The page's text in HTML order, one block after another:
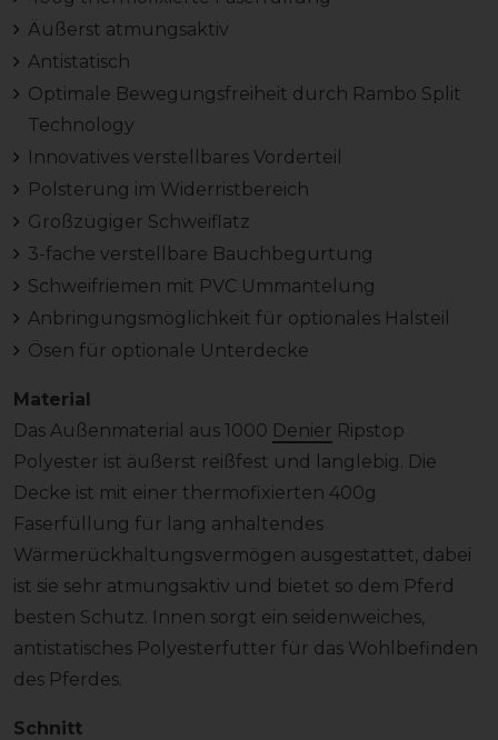
Äußerst atmungsaktiv
Antistatisch
Optimale Bewegungsfreiheit durch Rambo Split
Technology
Innovatives verstellbares Vorderteil
Polsterung im Widerristbereich
Großzügiger Schweiflatz
3-fache verstellbare Bauchbegurtung
Schweifriemen mit PVC Ummantelung
Anbringungsmöglichkeit für optionales Halsteil
Ösen für optionale Unterdecke
Material
Das Außenmaterial aus 1000 Denier Ripstop
Polyester ist äußerst reißfest und langlebig. Die
Decke ist mit einer thermofixierten 400g
Faserfüllung für lang anhaltendes
Wärmerückhaltungsvermögen ausgestattet, dabei
ist sie sehr atmungsaktiv und bietet so dem Pferd
besten Schutz. Innen sorgt ein seidenweiches,
antistatisches Polyesterfutter für das Wohlbefinden
des Pferdes.
Schnitt